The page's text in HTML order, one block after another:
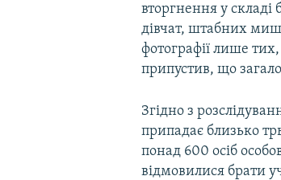
вторгнення у складі
дівчат, штабних
фотографії лише
припустив, що
Згідно з
припадає близько
понад 600 осіб
відмовилися брати